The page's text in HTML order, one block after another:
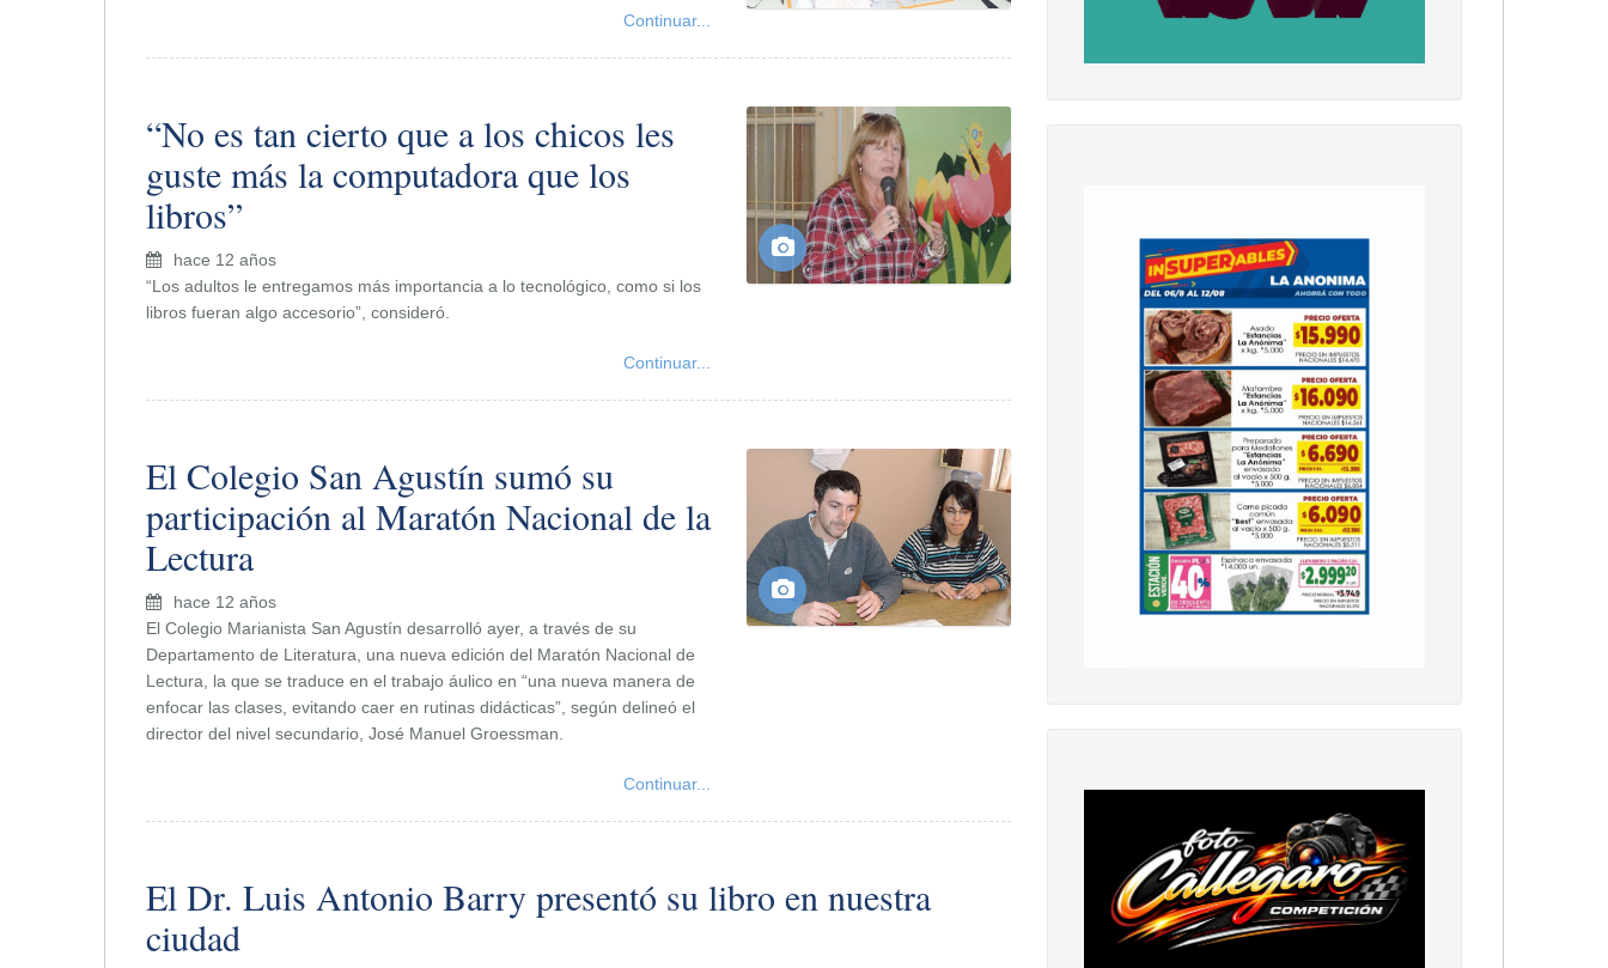
Continuar...
“No es tan cierto que a los chicos les
guste más la computadora que los
libros”
hace 12 años
“Los adultos le entregamos más importancia a lo tecnológico, como si los
libros fueran algo accesorio”, consideró.
Continuar...
El Colegio San Agustín sumó su
participación al Maratón Nacional de la
Lectura
hace 12 años
El Colegio Marianista San Agustín desarrolló ayer, a través de su
Departamento de Literatura, una nueva edición del Maratón Nacional de
Lectura, la que se traduce en el trabajo áulico en “una nueva manera de
enfocar las clases, evitando caer en rutinas didácticas”, según delineó el
director del nivel secundario, José Manuel Groessman.
Continuar...
El Dr. Luis Antonio Barry presentó su libro en nuestra
ciudad